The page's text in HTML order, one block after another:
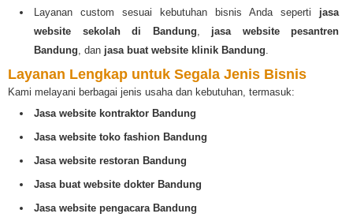
Layanan custom sesuai kebutuhan bisnis Anda seperti jasa
website sekolah di Bandung, jasa website pesantren
Bandung, dan jasa buat website klinik Bandung.
Layanan Lengkap untuk Segala Jenis Bisnis
Kami melayani berbagai jenis usaha dan kebutuhan, termasuk:
Jasa website kontraktor Bandung
Jasa website toko fashion Bandung
Jasa website restoran Bandung
Jasa buat website dokter Bandung
Jasa website pengacara Bandung